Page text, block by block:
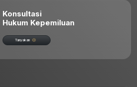
Konsultasi
Hukum Kepemiluan
Tanyakan